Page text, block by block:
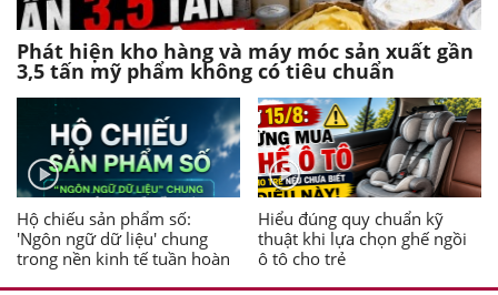
Phát hiện kho hàng và máy móc sản xuất gần
3,5 tấn mỹ phẩm không có tiêu chuẩn
Hộ chiếu sản phẩm số:
'Ngôn ngữ dữ liệu' chung
trong nền kinh tế tuần hoàn
Hiểu đúng quy chuẩn kỹ
thuật khi lựa chọn ghế ngồi
ô tô cho trẻ